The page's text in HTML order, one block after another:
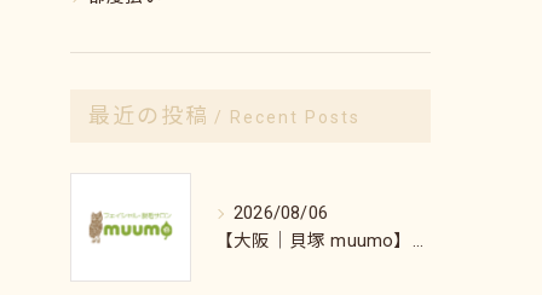
最近の投稿 Recent Posts
2026/08/06
【大阪｜貝塚 muumo】エステと自宅でできるシミ対策術